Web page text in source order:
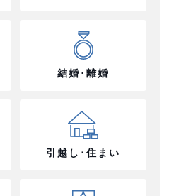
結婚･離婚
引越し･住まい